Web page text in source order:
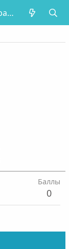
Регистрация
Баллы
0